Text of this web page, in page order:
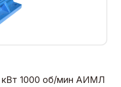
кВт 1000 об/мин АИМЛ